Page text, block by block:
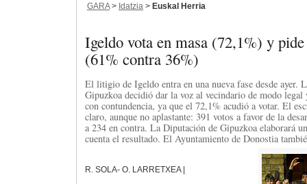
GARA> Idatzia > Euskal Herria
Igeldo vota en masa (72,1%) y
(61% contra 36%)
El litigio de Igeldo entra en una nueva fase desde ayer.
Gipuzkoa decidió dar la voz al vecindario de modo legal
con contundencia, ya que el 72,1% acudió a votar. El
claro, aunque no aplastante: 391 votos a favor de la
a 234 en contra. La Diputación de Gipuzkoa elaborará
cuenta el resultado. El Ayuntamiento de Donostia
R. SOLA- O. LARRETXEA |